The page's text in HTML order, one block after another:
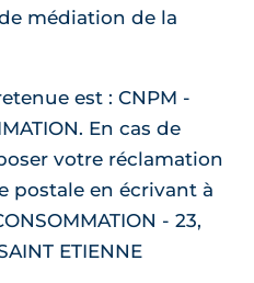
médiation de la
est : CNPM -
En cas de
votre réclamation
postale en écrivant à
- 23,
ETIENNE